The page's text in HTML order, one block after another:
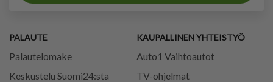
PALAUTE
Palautelomake
Keskustelu Suomi24:sta
KAUPALLINEN YHTEISTYÖ
Auto1 Vaihtoautot
TV-ohjelmat